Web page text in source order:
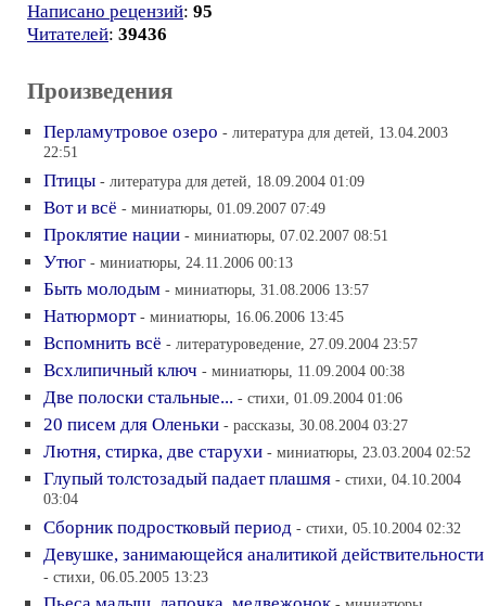
Написано рецензий: 95
Читателей: 39436
Произведения
Перламутровое озеро - литература для детей, 13.04.2003
22:51
Птицы - литература для детей, 18.09.2004 01:09
Вот и всё - миниатюры, 01.09.2007 07:49
Проклятие нации - миниатюры, 07.02.2007 08:51
Утюг - миниатюры, 24.11.2006 00:13
Быть молодым - миниатюры, 31.08.2006 13:57
Натюрморт - миниатюры, 16.06.2006 13:45
Вспомнить всё - литературоведение, 27.09.2004 23:57
Всхлипичный ключ - миниатюры, 11.09.2004 00:38
Две полоски стальные... - стихи, 01.09.2004 01:06
20 писем для Оленьки - рассказы, 30.08.2004 03:27
Лютня, стирка, две старухи - миниатюры, 23.03.2004 02:52
Глупый толстозадый падает плашмя - стихи, 04.10.2004
03:04
Сборник подростковый период - стихи, 05.10.2004 02:32
Девушке, занимающейся аналитикой действительности
- стихи, 06.05.2005 13:23